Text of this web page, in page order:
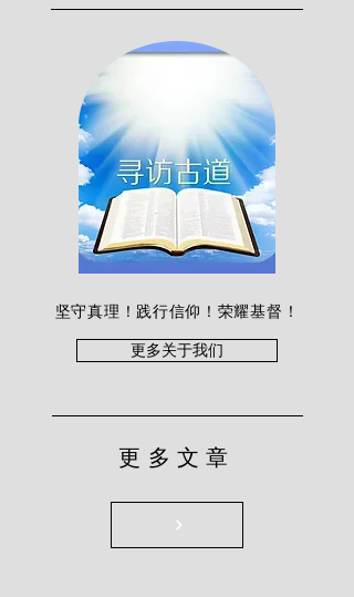
坚守真理！践行信仰！荣耀基督！
更多关于我们
更多文章